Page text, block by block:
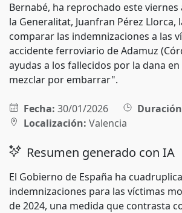
Bernabé, ha reprochado este
la Generalitat, Juanfran Pérez
comparar las indemnizaciones a las
accidente ferroviario de Adamuz
ayudas a los fallecidos por la dana en
mezclar por embarrar".
Fecha: 30/01/2026
Localización: Valencia
Resumen generado con IA
El Gobierno de España ha
indemnizaciones para las víctimas
de 2024, una medida que contrasta